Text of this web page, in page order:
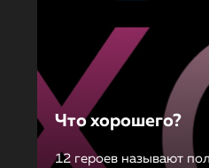
Что хорошего?
12 героев называют